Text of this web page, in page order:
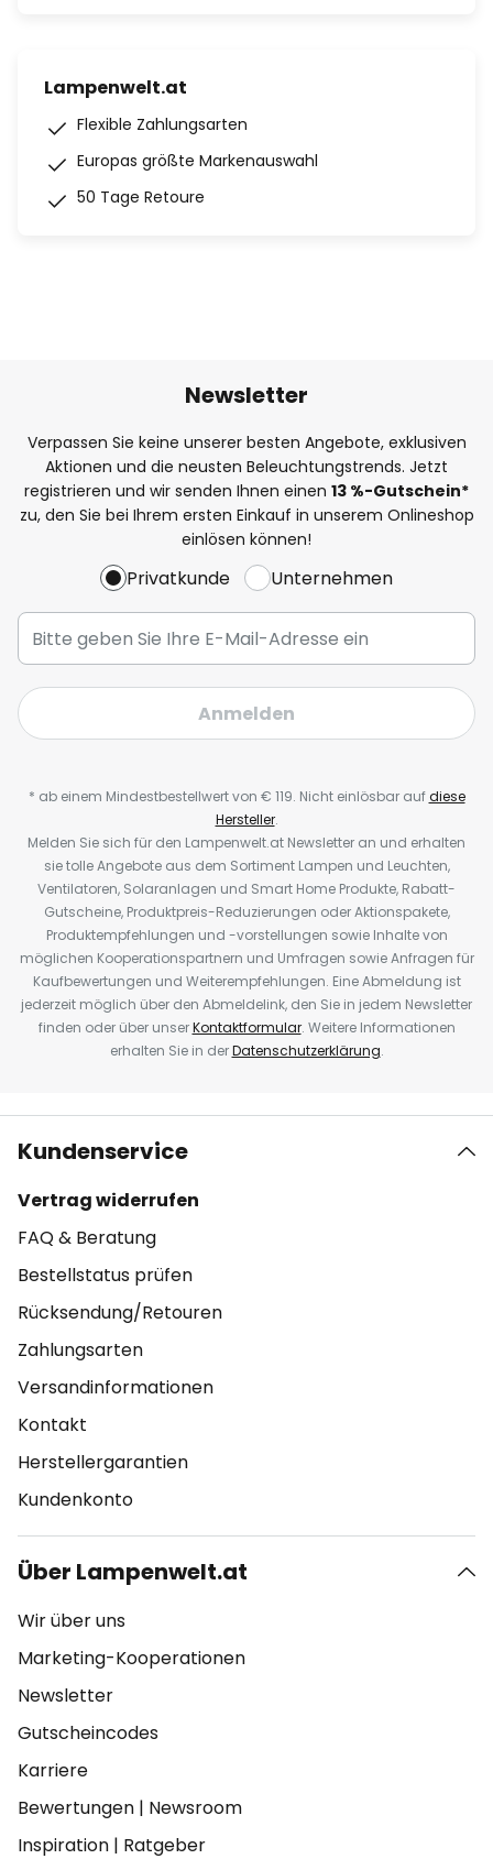
Lampenwelt.at
Flexible Zahlungsarten
Europas größte Markenauswahl
50 Tage Retoure
Newsletter
Verpassen Sie keine unserer besten Angebote, exklusiven
Aktionen und die neusten Beleuchtungstrends. Jetzt
registrieren und wir senden Ihnen einen 13 %-Gutschein*
zu, den Sie bei Ihrem ersten Einkauf in unserem Onlineshop
einlösen können!
Privatkunde Unternehmen
Anmelden
* ab einem Mindestbestellwert von € 119. Nicht einlösbar aufdiese
Hersteller.
Melden Sie sich für den Lampenwelt.at Newsletter an und erhalten
sie tolle Angebote aus dem Sortiment Lampen und Leuchten,
Ventilatoren, Solaranlagen und Smart Home Produkte, Rabatt-
Gutscheine, Produktpreis-Reduzierungen oder Aktionspakete,
Produktempfehlungen und -vorstellungen sowie Inhalte von
möglichen Kooperationspartnern und Umfragen sowie Anfragen für
Kaufbewertungen und Weiterempfehlungen. Eine Abmeldung ist
jederzeit möglich über den Abmeldelink, den Sie in jedem Newsletter
finden oder über unserKontaktformular. Weitere Informationen
erhalten Sie in derDatenschutzerklärung.
Kundenservice
Vertrag widerrufen
FAQ & Beratung
Bestellstatus prüfen
Rücksendung/Retouren
Zahlungsarten
Versandinformationen
Kontakt
Herstellergarantien
Kundenkonto
Über Lampenwelt.at
Wir über uns
Marketing-Kooperationen
Newsletter
Gutscheincodes
Karriere
Bewertungen | Newsroom
Inspiration | Ratgeber